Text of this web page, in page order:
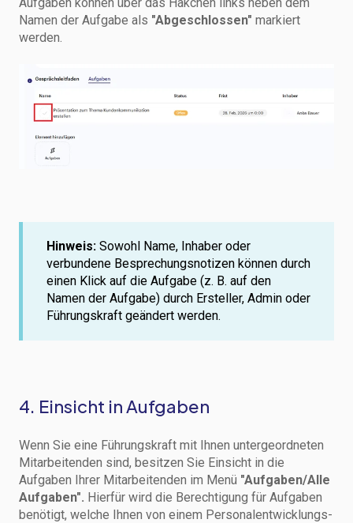
Namen der Aufgabe als "Abgeschlossen" markiert
werden.
Hinweis: Sowohl Name, Inhaber oder
verbundene Besprechungsnotizen können durch
einen Klick auf die Aufgabe (z. B. auf den
Namen der Aufgabe) durch Ersteller, Admin oder
Führungskraft geändert werden.
4. Einsicht in Aufgaben
Wenn Sie eine Führungskraft mit Ihnen untergeordneten
Mitarbeitenden sind, besitzen Sie Einsicht in die
Aufgaben Ihrer Mitarbeitenden im Menü "Aufgaben/Alle
Aufgaben". Hierfür wird die Berechtigung für Aufgaben
benötigt, welche Ihnen von einem Personalentwicklungs-